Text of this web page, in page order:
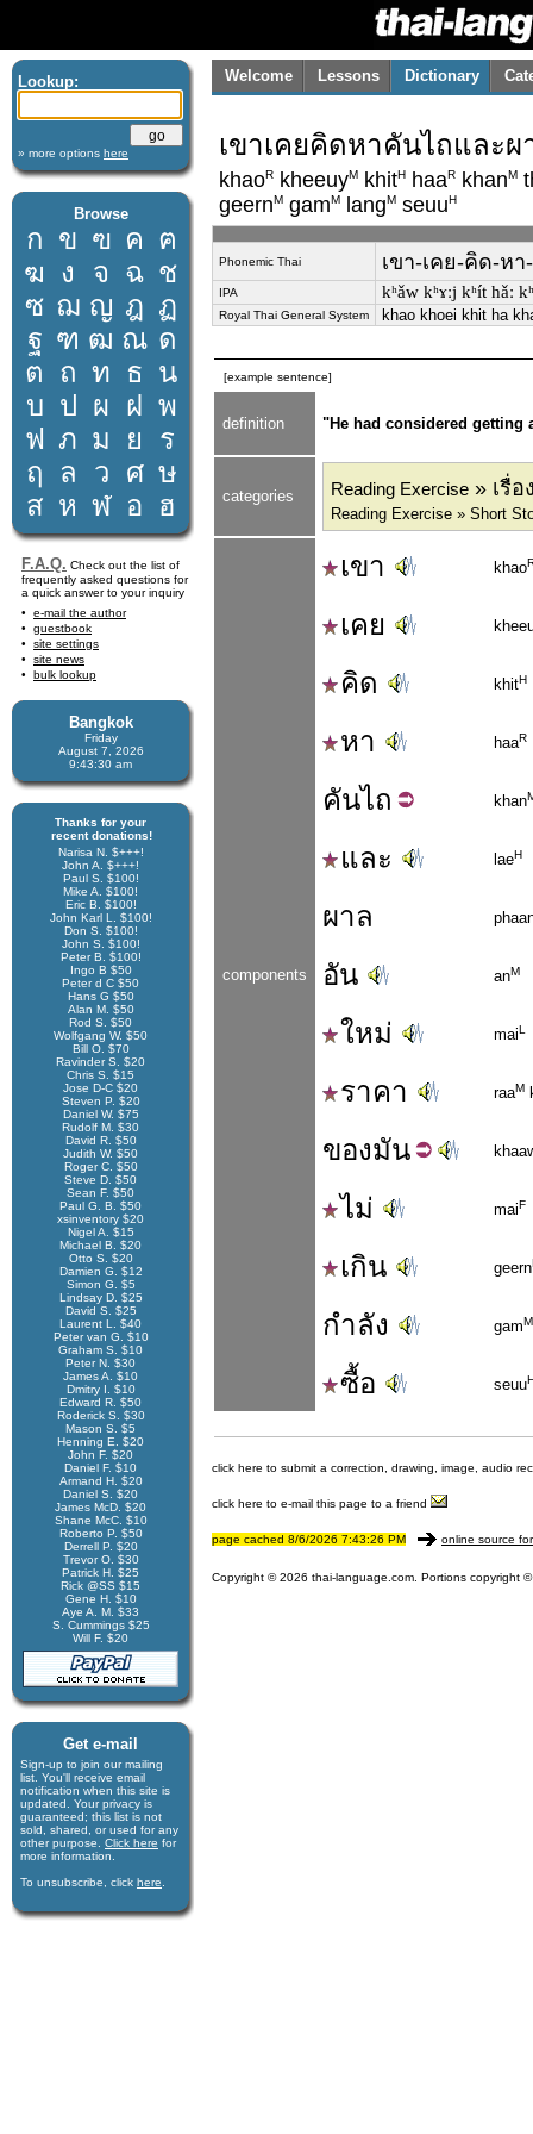
Lookup:
» more options here
Browse
ก ข ฃ ค ฅ
ฆ ง จ ฉ ช
ซ ฌ ญ ฎ ฏ
ฐ ฑ ฒ ณ ด
ต ถ ท ธ น
บ ป ผ ฝ พ
ฟ ภ ม ย
ร
ฤ
ล ว ศ ษ
ส ห ฬ อ ฮ
F.A.Q. Check out the list of
frequently asked questions for
a quick answer to your inquiry
e-mail the author
guestbook
site settings
site news
bulk lookup
Bangkok
Friday
August 7, 2026
9:43:31 am
Thanks for your
recent donations!
Narisa N. $+++!
John A. $+++!
Paul S. $100!
Mike A. $100!
Eric B. $100!
John Karl L. $100!
Don S. $100!
John S. $100!
Peter B. $100!
Ingo B $50
Peter d C $50
Hans G $50
Alan M. $50
Rod S. $50
Wolfgang W. $50
Bill O. $70
Ravinder S. $20
Chris S. $15
Jose D-C $20
Steven P. $20
Daniel W. $75
Rudolf M. $30
David R. $50
Judith W. $50
Roger C. $50
Steve D. $50
Sean F. $50
Paul G. B. $50
xsinventory $20
Nigel A. $15
Michael B. $20
Otto S. $20
Damien G. $12
Simon G. $5
Lindsay D. $25
David S. $25
Laurent L. $40
Peter van G. $10
Graham S. $10
Peter N. $30
James A. $10
Dmitry I. $10
Edward R. $50
Roderick S. $30
Mason S. $5
Henning E. $20
John F. $20
Daniel F. $10
Armand H. $20
Daniel S. $20
James McD. $20
Shane McC. $10
Roberto P. $50
Derrell P. $20
Trevor O. $30
Patrick H. $25
Rick @SS $15
Gene H. $10
Aye A. M. $33
S. Cummings $25
Will F. $20
Get e-mail
Sign-up to join our mail­ing
list. You'll receive e­mail
notification when this site is
updated. Your privacy is
guaran­teed; this list is not
sold, shared, or used for any
other purpose. Click here for
more infor­mation.
To unsubscribe, click here
Welcome Lessons Dictionary
เขาเคยคิดหาคันไถและ
khaoR kheeuyM khitH haaR khanM
geernM gamM langM seuuH
Phonemic Thai เขา-เคย-คิด-ห
IPA kʰǎw kʰɤːj kʰít hǎː
Royal Thai General System khao khoei khit ha
[example sentence]
definition "He had considered getting
categories Reading Exercise » เรื่
Reading Exercise » Short
components
เขา khao
เคย
คิด khitH
หา haaR
คันไถ khan
และ laeH
ผาล
อัน anM
ใหม่ maiL
ราคา raaM
ของมัน
ไม่ maiF
เกิน geern
กำลัง gamM
ซื้อ seuu
click here to submit a correction, drawing, image, audio
click here to e-mail this page to a friend
page cached 8/6/2026 7:43:26 PM online source
Copyright © 2026 thai-language.com. Portions copyright